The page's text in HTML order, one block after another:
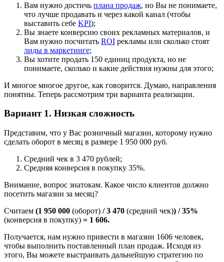
Вам нужно достичь плана продаж, но Вы не понимаете,
что лучше продавать и через какой канал (чтобы
выставить себе KPI);
Вы знаете конверсию своих рекламных материалов, и
Вам нужно посчитать ROI рекламы или сколько стоят
лиды в маркетинге;
Вы хотите продать 150 единиц продукта, но не
понимаете, сколько и какие действия нужны для этого;
И многое многое другое, как говорится. Думаю, направления
понятны. Теперь рассмотрим три варианта реализации.
Вариант 1. Низкая сложность
Представим, что у Вас розничный магазин, которому нужно
сделать оборот в месяц в размере 1 950 000 руб.
Средний чек в 3 470 рублей;
Средняя конверсия в покупку 35%.
Внимание, вопрос знатокам. Какое число клиентов должно
посетить магазин за месяц?
Считаем (1 950 000 (оборот) / 3 470 (средний чек)) / 35%
(конверсия в покупку) = 1 606.
Получается, нам нужно привести в магазин 1606 человек,
чтобы выполнить поставленный план продаж. Исходя из
этого, Вы можете выстраивать дальнейшую стратегию по